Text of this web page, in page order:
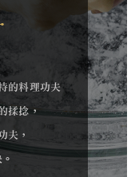
的料理功夫
揉捻，
夫，